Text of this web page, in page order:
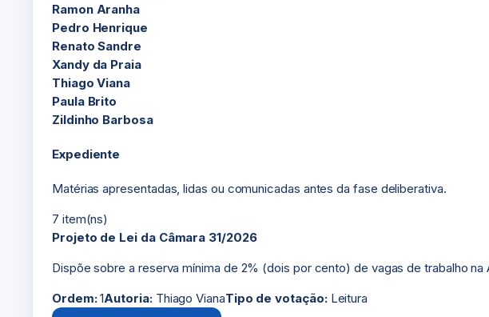
Ramon Aranha
Pedro Henrique
Renato Sandre
Xandy da Praia
Thiago Viana
Paula Brito
Zildinho Barbosa
Expediente
Matérias apresentadas, lidas ou comunicadas antes da fase deliberativa.
7 item(ns)
Projeto de Lei da Câmara 31/2026
Dispõe sobre a reserva mínima de 2% (dois por cento) de vagas de trabalho
Ordem:1Autoria:Thiago VianaTipo de votação:Leitura